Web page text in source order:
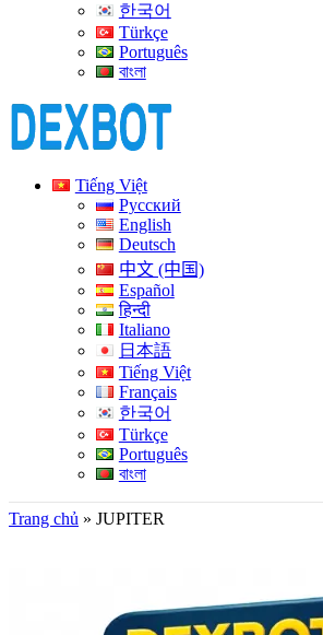
한국어
Türkçe
Português
বাংলা
Tiếng Việt
Русский
English
Deutsch
中文 (中国)
Español
हिन्दी
Italiano
日本語
Tiếng Việt
Français
한국어
Türkçe
Português
বাংলা
Trang chủ » JUPITER